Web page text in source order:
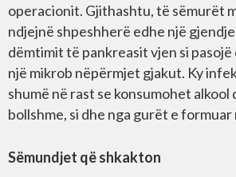
operacionit. Gjithashtu, të sëmurët
ndjejnë shpeshherë edhe një
dëmtimit të pankreasit vjen si
një mikrob nëpërmjet gjakut. Ky
shumë në rast se konsumohet alkool
bollshme, si dhe nga gurët e
Sëmundjet që shkakton